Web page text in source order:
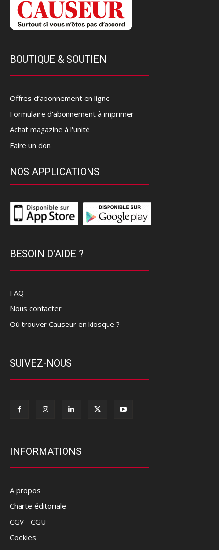
BOUTIQUE & SOUTIEN
Offres d’abonnement en ligne
Formulaire d'abonnement à imprimer
Achat magazine à l'unité
Faire un don
NOS APPLICATIONS
BESOIN D'AIDE ?
FAQ
Nous contacter
Où trouver Causeur en kiosque ?
SUIVEZ-NOUS
INFORMATIONS
A propos
Charte éditoriale
CGV - CGU
Cookies